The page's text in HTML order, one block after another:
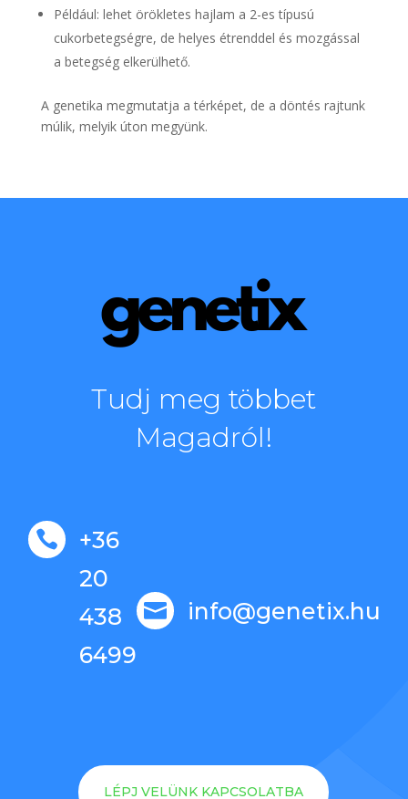
Például: lehet örökletes hajlam a 2-es típusú
cukorbetegségre, de helyes étrenddel és mozgással
a betegség elkerülhető.
A genetika megmutatja a térképet, de a döntés rajtunk
múlik, melyik úton megyünk.
Tudj meg többet
Magadról!

+36
20
438
6499
 info@genetix.hu
LÉPJ VELÜNK KAPCSOLATBA